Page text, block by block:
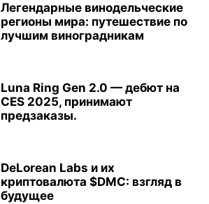
Легендарные винодельческие
регионы мира: путешествие по
лучшим виноградникам
Luna Ring Gen 2.0 — дебют на
CES 2025, принимают
предзаказы.
DeLorean Labs и их
криптовалюта $DMC: взгляд в
будущее